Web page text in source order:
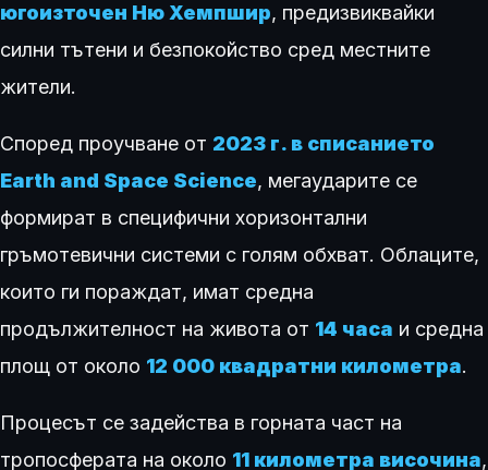
югоизточен Ню Хемпшир, предизвиквайки
силни тътени и безпокойство сред местните
жители.
Според проучване от 2023 г. в списанието
Earth and Space Science, мегаударите се
формират в специфични хоризонтални
гръмотевични системи с голям обхват. Облаците,
които ги пораждат, имат средна
продължителност на живота от 14 часа и средна
площ от около 12 000 квадратни километра.
Процесът се задейства в горната част на
тропосферата на около 11 километра височина,